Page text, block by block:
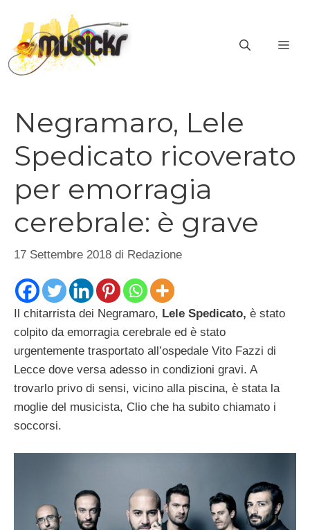
contenuto
Negramaro, Lele
Spedicato ricoverato
per emorragia
cerebrale: è grave
17 Settembre 2018 di Redazione
Il chitarrista dei Negramaro, Lele Spedicato, è stato
colpito da emorragia cerebrale ed è stato
urgentemente trasportato all’ospedale Vito Fazzi di
Lecce dove versa adesso in condizioni gravi. A
trovarlo privo di sensi, vicino alla piscina, è stata la
moglie del musicista, Clio che ha subito chiamato i
soccorsi.